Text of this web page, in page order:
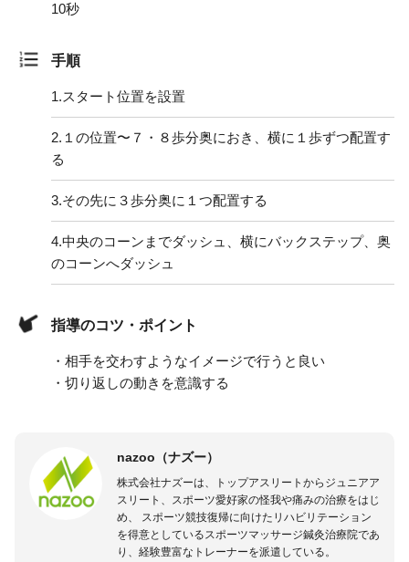
10秒
手順
1.スタート位置を設置
2. １の位置〜７・８歩分奥におき、横に１歩ずつ配置す
る
3.その先に３歩分奥に１つ配置する
4.中央のコーンまでダッシュ、横にバックステップ、奥
のコーンへダッシュ
指導のコツ・ポイント
・相手を交わすようなイメージで行うと良い
・切り返しの動きを意識する
nazoo（ナズー）
株式会社ナズーは、トップアスリートからジュニアア
スリート、スポーツ愛好家の怪我や痛みの治療をはじ
め、 スポーツ競技復帰に向けたリハビリテーション
を得意としているスポーツマッサージ鍼灸治療院であ
り、経験豊富なトレーナーを派遣している。